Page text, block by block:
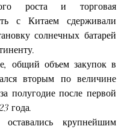
роста и торговая
с Китаем сдерживали
солнечных батарей
общий объем закупок в
вторым по величине
полугодие после первой
года.
крупнейшим